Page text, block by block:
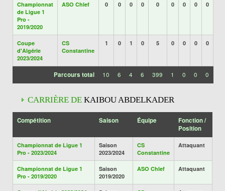
Championnat
de Ligue 1
Pro -
2019/2020
ASO Chlef 0 0 0 0 0 0 0 0 0
Coupe
d'Algérie
2023/2024
CS
Constantine
1 0 1 0 5 0 0 0 0
Parcours total 10 6 4 6 399 1 0 0 0
CARRIÈRE DE KAIBOU ABDELKADER
Compétition Saison Équipe
Fonction /
Position
Championnat de Ligue 1
Pro - 2023/2024
Saison
2023/2024
CS
Constantine
Attaquant
Championnat de Ligue 1
Pro - 2019/2020
Saison
2019/2020
ASO Chlef Attaquant